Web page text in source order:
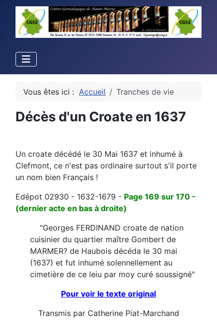
Vous êtes ici : Accueil Tranches de vie
Décès d'un Croate en 1637
Un croate décédé le 30 Mai 1637 et inhumé à
Clefmont, ce n'est pas ordinaire surtout s'il porte
un nom bien Français !
Edépot 02930 - 1632-1679 - Page 169 sur 170 -
(dernier acte en bas à droite)
"Georges FERDINAND croate de nation
cuisinier du quartier maître Gombert de
MARMER? de Haubois décéda le 30 mai
(1637) et fut inhumé solennellement au
cimetière de ce leiu par moy curé soussigné"
Pour voir le texte original
Transmis par Catherine Piat-Marchand